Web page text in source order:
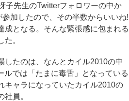
子先生のTwitterフォロワーの中か
加したので、その半数からいいね!
成となる。そんな緊張感に包まれる
。
たのは、なんとカイル2010の中
ルでは「たまに毒舌」となっている
キャラになっていたカイル2010の
員。